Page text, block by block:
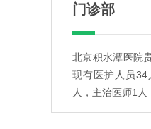
门诊部
北京积水潭医院
现有医护人员
人，主治医师1人